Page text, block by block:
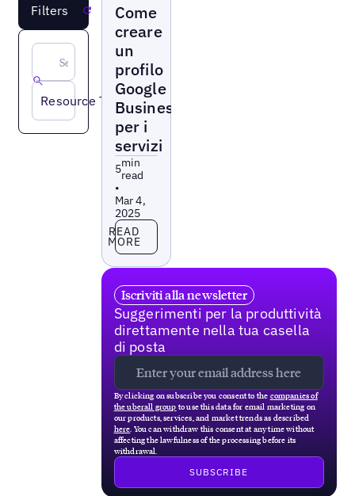
Filters Reset
Resource Type
Come
creare
un
profilo
Google
Business
per i
servizi
5min
read
•
Mar 4,
2025
Read more
READ
MORE
Iscriviti alla newsletter
Suggerimenti per la produttività
direttamente nella tua casella
di posta
By clicking on subscribe you consent to the companies of
the uberall group to use this data for email marketing on
our products, services, and market trends as described
here . You can withdraw this consent at any time without
affecting the lawfulness of the processing before its
withdrawal.